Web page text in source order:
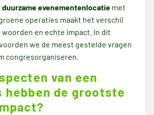
duurzame evenementenlocatie met
operaties maakt het verschil
en echte impact. In dit
we de meest gestelde vragen
congresorganiseren.
van een
hebben de grootste